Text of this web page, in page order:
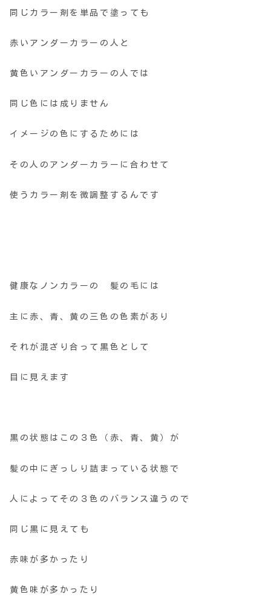
同じカラー剤を単品で塗っても
赤いアンダーカラーの人と
黄色いアンダーカラーの人では
同じ色には成りません
イメージの色にするためには
その人のアンダーカラーに合わせて
使うカラー剤を微調整するんです
健康なノンカラーの 髪の毛には
主に赤、青、黄の三色の色素があり
それが混ざり合って黒色として
目に見えます
黒の状態はこの３色（赤、青、黄）が
髪の中にぎっしり詰まっている状態で
人によってその３色のバランス違うので
同じ黒に見えても
赤味が多かったり
黄色味が多かったり